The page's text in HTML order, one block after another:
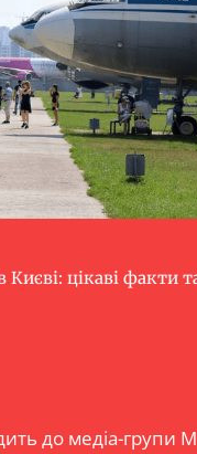
Києві: цікаві факти
до медіа-групи